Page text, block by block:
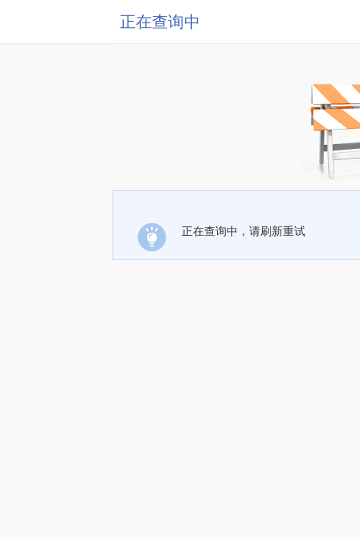
正在查询中
正在查询中，请刷新重试